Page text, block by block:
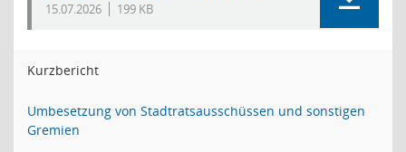
15.07.2026 199 KB
Kurzbericht
Umbesetzung von Stadtratsausschüssen und sonstigen
Gremien